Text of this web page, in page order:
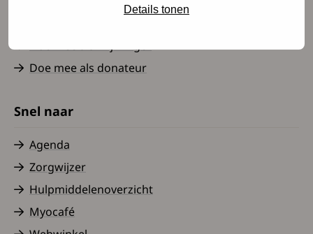
Details tonen
Doe mee als donateur
Snel naar
Agenda
Zorgwijzer
Hulpmiddelenoverzicht
Myocafé